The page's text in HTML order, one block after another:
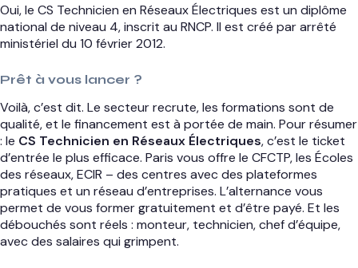
Oui, le CS Technicien en Réseaux Électriques est un diplôme
national de niveau 4, inscrit au RNCP. Il est créé par arrêté
ministériel du 10 février 2012.
Prêt à vous lancer ?
Voilà, c’est dit. Le secteur recrute, les formations sont de
qualité, et le financement est à portée de main. Pour résumer
: le CS Technicien en Réseaux Électriques, c’est le ticket
d’entrée le plus efficace. Paris vous offre le CFCTP, les Écoles
des réseaux, ECIR – des centres avec des plateformes
pratiques et un réseau d’entreprises. L’alternance vous
permet de vous former gratuitement et d’être payé. Et les
débouchés sont réels : monteur, technicien, chef d’équipe,
avec des salaires qui grimpent.